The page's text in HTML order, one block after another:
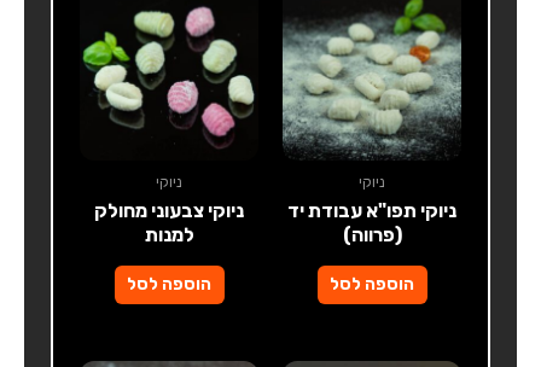
ניוקי
ניוקי תפו"א עבודת יד
(פרווה)
הוספה לסל
ניוקי
ניוקי צבעוני מחולק
למנות
הוספה לסל